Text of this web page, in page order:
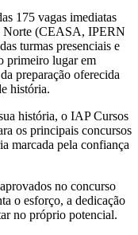
175 vagas imediatas
Norte (CEASA, IPERN
turmas presenciais e
primeiro lugar em
preparação oferecida
história.
história, o IAP Cursos
os principais concursos
marcada pela confiança
no concurso
o esforço, a dedicação
no próprio potencial.